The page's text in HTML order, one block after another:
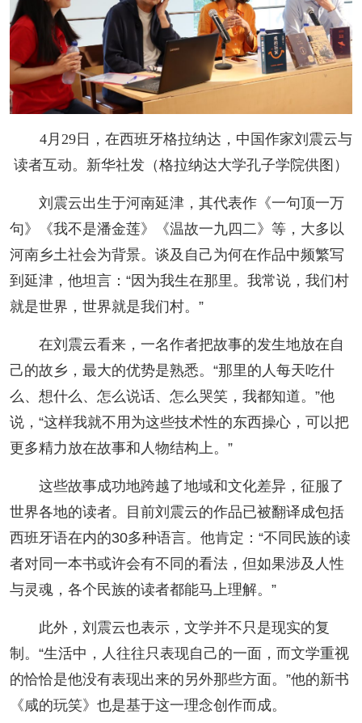
人事考试
专题专栏
4月29日，在西班牙格拉纳达，中国作家刘震云与
读者互动。新华社发（格拉纳达大学孔子学院供图）
刘震云出生于河南延津，其代表作《一句顶一万
句》《我不是潘金莲》《温故一九四二》等，大多以
河南乡土社会为背景。谈及自己为何在作品中频繁写
到延津，他坦言：“因为我生在那里。我常说，我们村
就是世界，世界就是我们村。”
在刘震云看来，一名作者把故事的发生地放在自
己的故乡，最大的优势是熟悉。“那里的人每天吃什
么、想什么、怎么说话、怎么哭笑，我都知道。”他
说，“这样我就不用为这些技术性的东西操心，可以把
更多精力放在故事和人物结构上。”
这些故事成功地跨越了地域和文化差异，征服了
世界各地的读者。目前刘震云的作品已被翻译成包括
西班牙语在内的30多种语言。他肯定：“不同民族的读
者对同一本书或许会有不同的看法，但如果涉及人性
与灵魂，各个民族的读者都能马上理解。”
此外，刘震云也表示，文学并不只是现实的复
制。“生活中，人往往只表现自己的一面，而文学重视
的恰恰是他没有表现出来的另外那些方面。”他的新书
《咸的玩笑》也是基于这一理念创作而成。